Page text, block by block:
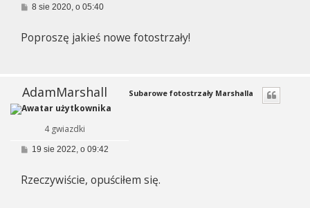
P
t
8 sie 2020, o 05:40
Poproszę jakieś nowe fotostrzały!
AdamMarshall
4 gwiazdki
Subarowe fotostrzały Marshalla
P
t
19 sie 2022, o 09:42
Rzeczywiście, opuściłem się.